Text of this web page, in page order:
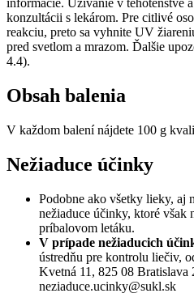
informácie. Užívanie v tehotenstve
konzultácii s lekárom. Pre citlivé
reakciu, preto sa vyhnite UV
pred svetlom a mrazom. Ďalšie
4.4).
Obsah balenia
V každom balení nájdete 100 g
Nežiaduce účinky
Podobne ako všetky lieky, aj
nežiaduce účinky, ktoré však
príbalovom letáku.
V prípade nežiaducich
ústredňu pre kontrolu liečiv,
Kvetná 11, 825 08 Bratislava
neziaduce.ucinky@sukl.sk